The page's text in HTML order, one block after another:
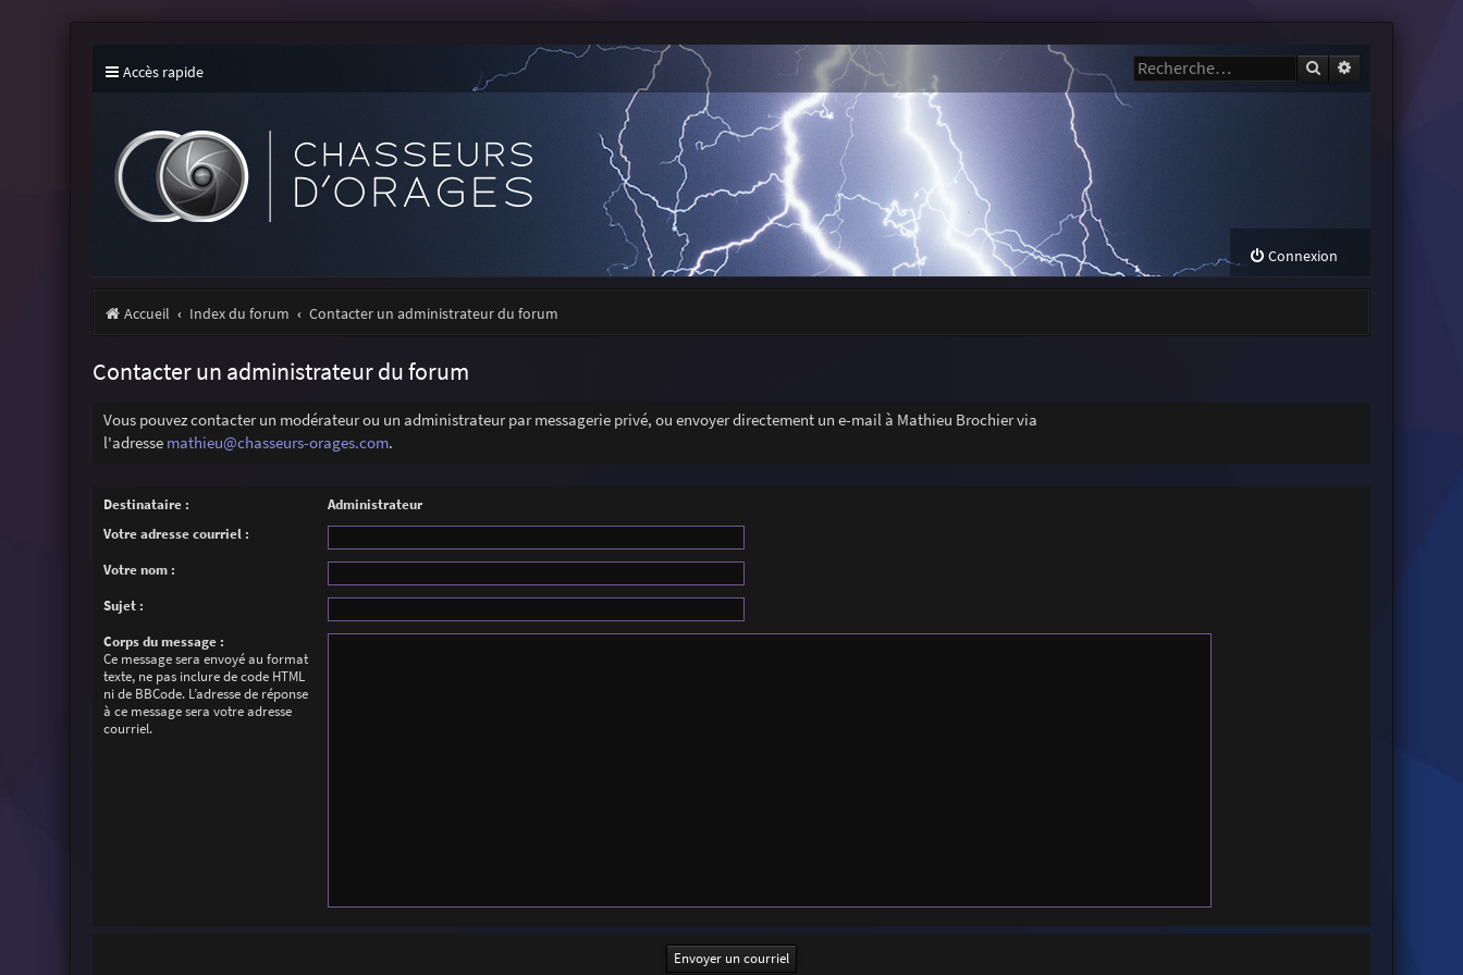
Accès rapide Rechercher
Connexion
Accueil Index du forum Contacter un administrateur du forum
Contacter un administrateur du forum
Vous pouvez contacter un modérateur ou un administrateur par messagerie privé, ou envoyer directement un e-mail à Mathieu Brochier via
l'adresse mathieu@chasseurs-orages.com.
Destinataire :
Administrateur
Votre adresse courriel :
Votre nom :
Sujet :
Corps du message :
Ce message sera envoyé au format
texte, ne pas inclure de code HTML
ni de BBCode. L’adresse de réponse
à ce message sera votre adresse
courriel.